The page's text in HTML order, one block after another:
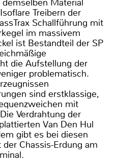
Material
Treibern der
Schallführung mit
im massivem
ist Bestandteil der SP
die Aufstellung der
problematisch.
sind erstklassige,
mit
Verdrahtung der
Van Den Hul
gibt es bei diesen
Chassis-Erdung am